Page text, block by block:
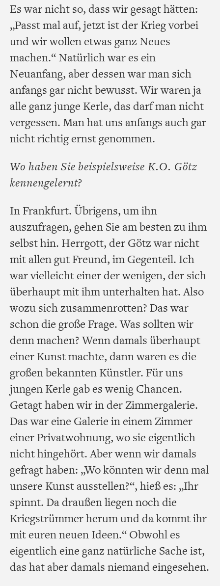
Es war nicht so, dass wir gesagt hätten:
„Passt mal auf, jetzt ist der Krieg vorbei
und wir wollen etwas ganz Neues
machen.“ Natürlich war es ein
Neuanfang, aber dessen war man sich
anfangs gar nicht bewusst. Wir waren ja
alle ganz junge Kerle, das darf man nicht
vergessen. Man hat uns anfangs auch gar
nicht richtig ernst genommen.
Wo haben Sie beispielsweise K.O. Götz
kennengelernt?
In Frankfurt. Übrigens, um ihn
auszufragen, gehen Sie am besten zu ihm
selbst hin. Herrgott, der Götz war nicht
mit allen gut Freund, im Gegenteil. Ich
war vielleicht einer der wenigen, der sich
überhaupt mit ihm unterhalten hat. Also
wozu sich zusammenrotten? Das war
schon die große Frage. Was sollten wir
denn machen? Wenn damals überhaupt
einer Kunst machte, dann waren es die
großen bekannten Künstler. Für uns
jungen Kerle gab es wenig Chancen.
Getagt haben wir in der Zimmergalerie.
Das war eine Galerie in einem Zimmer
einer Privatwohnung, wo sie eigentlich
nicht hingehört. Aber wenn wir damals
gefragt haben: „Wo könnten wir denn mal
unsere Kunst ausstellen?“, hieß es: „Ihr
spinnt. Da draußen liegen noch die
Kriegstrümmer herum und da kommt ihr
mit euren neuen Ideen.“ Obwohl es
eigentlich eine ganz natürliche Sache ist,
das hat aber damals niemand eingesehen.